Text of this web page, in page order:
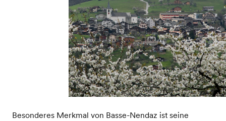
Besonderes Merkmal von Basse-Nendaz ist seine